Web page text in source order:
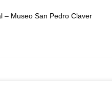
– Museo San Pedro Claver